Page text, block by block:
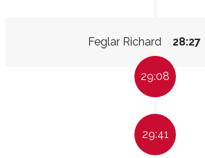
Feglar Richard 28:27
29:08
29:41